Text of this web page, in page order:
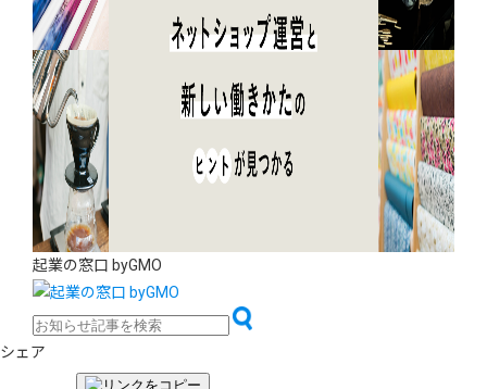
起業の窓口 byGMO
シェア